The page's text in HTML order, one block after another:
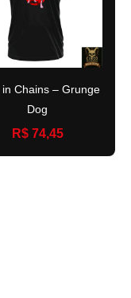
in Chains – Grunge
Dog
R$ 74,45